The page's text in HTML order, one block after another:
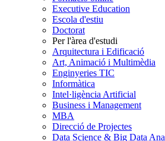
Executive Education
Escola d'estiu
Doctorat
Per l'àrea d'estudi
Arquitectura i Edificació
Art, Animació i Multimèdia
Enginyeries TIC
Informàtica
Intel·ligència Artificial
Business i Management
MBA
Direcció de Projectes
Data Science & Big Data